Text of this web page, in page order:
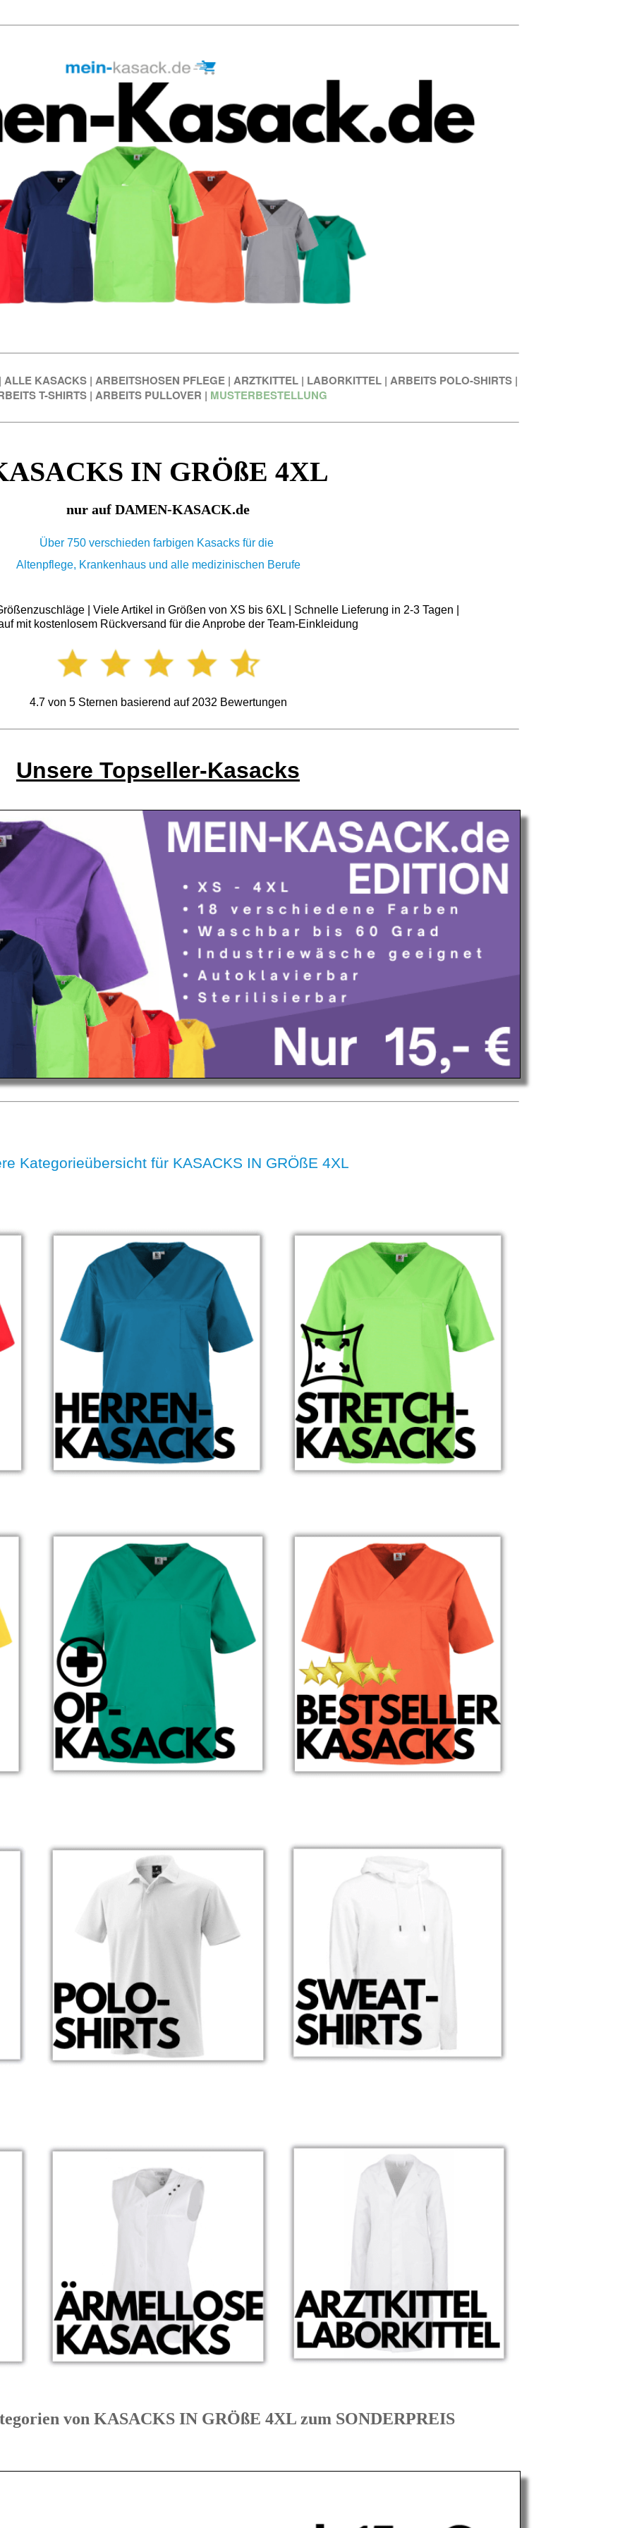
ALLE KASACKS | ARBEITSHOSEN PFLEGE | ARZTKITTEL | LABORKITTEL | ARBEITS POLO-SHIRTS |
T-SHIRTS | ARBEITS PULLOVER | MUSTERBESTELLUNG
IN GRÖßE 4XL
nur auf DAMEN-KASACK.de
Über 750 verschieden farbigen Kasacks für die
Altenpflege, Krankenhaus und alle medizinischen Berufe
| Viele Artikel in Größen von XS bis 6XL | Schnelle Lieferung in 2-3 Tagen |
mit kostenlosem Rückversand für die Anprobe der Team-Einkleidung
4.7von 5Sternen basierend auf 2032 Bewertungen
Unsere Topseller-Kasacks
Kategorieübersicht für KASACKS IN GRÖßE 4XL
von KASACKS IN GRÖßE 4XL zum SONDERPREIS